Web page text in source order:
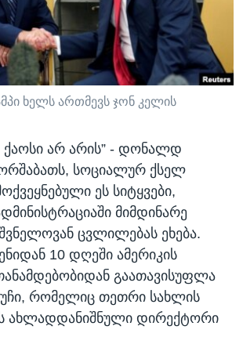
ხელს ართმევს ჯონ კელის
არ არის” - დონალდ
სოციალურ ქსელ
ეს სიტყვები,
მიმდინარე
ცვლილებას ეხება.
10 დღეში ამერიკის
გაათავისუფლა
რომელიც თეთრი სახლის
ახლადდანიშნული დირექტორი